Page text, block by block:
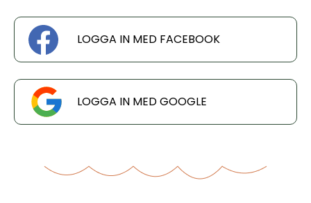
LOGGA IN MED FACEBOOK
LOGGA IN MED GOOGLE